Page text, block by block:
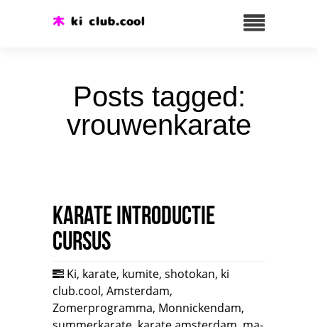
Posts tagged:
vrouwenkarate
Karate introductie
cursus
Ki, karate, kumite, shotokan, ki
club.cool, Amsterdam,
Zomerprogramma, Monnickendam,